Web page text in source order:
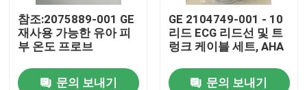
공장 투어
품질 관리
참조:2075889-001 GE
재사용 가능한 유아 피
부 온도 프로브
문의 보내기
GE 2104749-001 - 10
리드 ECG 리드선 및 트
렁크 케이블 세트, AHA
문의 보내기